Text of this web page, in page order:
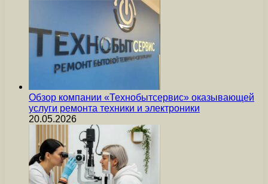
Обзор компании «Технобытсервис» оказывающей
услуги ремонта техники и электроники
20.05.2026